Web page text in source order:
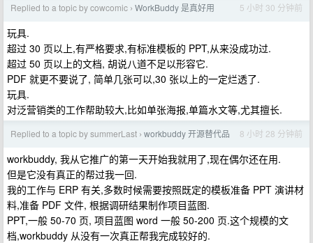
Replied to a topic by cowcomic › WorkBuddy 是真好用 5 小时 30 分钟前
玩具.
超过 30 页以上,有严格要求,有标准模板的 PPT,从来没成功过.
超过 50 页以上的文档, 胡说八道不足以形容它.
PDF 就更不要说了, 简单几张可以,30 张以上的一定烂透了.
玩具.
对泛营销类的工作帮助较大,比如单张海报,单篇水文等,尤其擅长.
Replied to a topic by summerLast › workbuddy 开源替代品 8 小时 28 分钟前
workbuddy, 我从它推广的第一天开始我就用了,现在偶尔还在用.
但是它没有真正的帮过我一回.
我的工作与 ERP 有关,多数时候需要按照既定的模板准备 PPT 演讲材
料,准备 PDF 文件, 根据调研结果制作项目蓝图.
PPT,一般 50-70 页, 项目蓝图 word 一般 50-200 页.这个规模的文
档,workbuddy 从没有一次真正帮我完成较好的.